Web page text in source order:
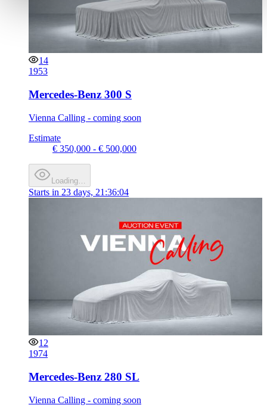
weiteren Daten zusammen, die Sie ihnen bereitgestellt
haben oder die sie im Rahmen Ihrer Nutzung der Dienste
gesammelt haben.Datenschutzerklärung
14
1953
Mercedes-Benz 300 S
Vienna Calling - coming soon
Estimate
€ 350,000 - € 500,000
Loading…
Starts in 23 days, 21:36:04
12
1974
Mercedes-Benz 280 SL
Vienna Calling - coming soon